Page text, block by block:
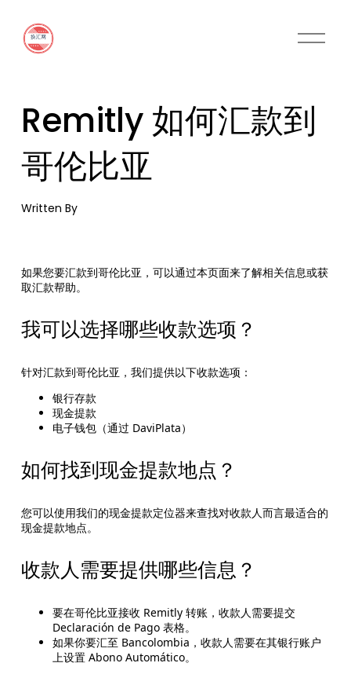
O
n
Remitly 如何汇款到
哥伦比亚
Written By
如果您要汇款到哥伦比亚，可以通过本页面来了解相关信息或获
取汇款帮助。
我可以选择哪些收款选项？
针对汇款到哥伦比亚，我们提供以下收款选项：
银行存款
现金提款
电子钱包（通过 DaviPlata）
如何找到现金提款地点？
您可以使用我们的现金提款定位器来查找对收款人而言最适合的
现金提款地点。
收款人需要提供哪些信息？
要在哥伦比亚接收 Remitly 转账，收款人需要提交
Declaración de Pago 表格。
如果你要汇至 Bancolombia，收款人需要在其银行账户
上设置 Abono Automático。